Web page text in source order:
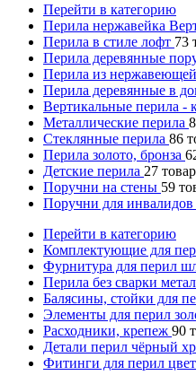
Перейти в категорию
Перила нержавейка
Перила в стиле лофт 73
Перила деревянные
Перила из нержавеющей
Перила деревянные в
Вертикальные перила -
Металлические перила
Стеклянные перила 86
Перила золото, бронза
Детские перила 27
Поручни на стены 59
Поручни для инвалидов
Перейти в категорию
Комплектующие для
Фурнитура для перил
Перила без сварки
Балясины, стойки для
Элементы для перил
Расходники, крепеж 90
Детали перил чёрный
Фитинги для перил цвет